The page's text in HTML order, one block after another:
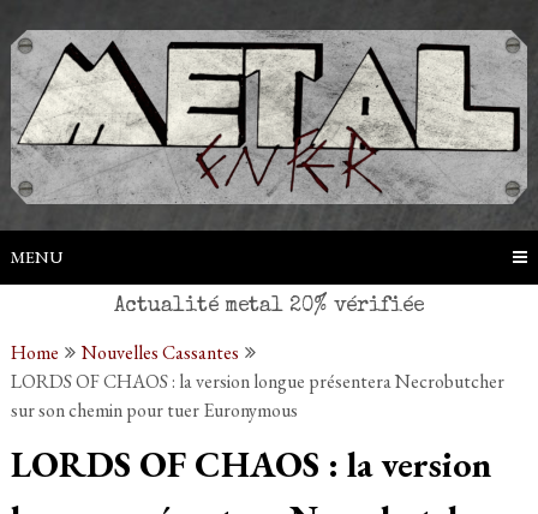
to
content
MENU
Home
Nouvelles Cassantes
LORDS OF CHAOS : la version longue présentera Necrobutcher
sur son chemin pour tuer Euronymous
LORDS OF CHAOS : la version